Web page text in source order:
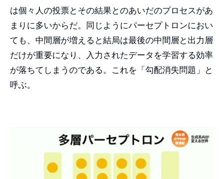
は個々人の投票とその結果とのあいだのプロセスがあ
まりに多いからだ。同じようにパーセプトロンにおい
ても、中間層が増えると結局は最後の中間層と出力層
だけが重要になり、入力されたデータを学習する効率
が落ちてしまうのである。これを「勾配消失問題」と
呼ぶ。